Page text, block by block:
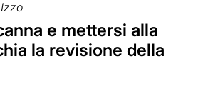
e mettersi alla
la revisione della